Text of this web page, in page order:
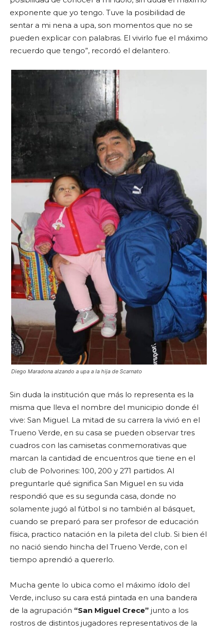
exponente que yo tengo. Tuve la posibilidad de
sentar a mi nena a upa, son momentos que no se
pueden explicar con palabras. El vivirlo fue el máximo
recuerdo que tengo”, recordó el delantero.
Diego Maradona alzando a upa a la hija de Scarnato
Sin duda la institución que más lo representa es la
misma que lleva el nombre del municipio donde él
vive: San Miguel. La mitad de su carrera la vivió en el
Trueno Verde, en su casa se pueden observar tres
cuadros con las camisetas conmemorativas que
marcan la cantidad de encuentros que tiene en el
club de Polvorines: 100, 200 y 271 partidos. Al
preguntarle qué significa San Miguel en su vida
respondió que es su segunda casa, donde no
solamente jugó al fútbol si no también al básquet,
cuando se preparó para ser profesor de educación
física, practico natación en la pileta del club. Si bien él
no nació siendo hincha del Trueno Verde, con el
tiempo aprendió a quererlo.
Mucha gente lo ubica como el máximo ídolo del
Verde, incluso su cara está pintada en una bandera
de la agrupación “San Miguel Crece” junto a los
rostros de distintos jugadores representativos de la